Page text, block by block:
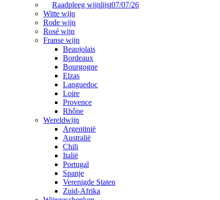
Raadpleeg wijnlijst07/07/26
Witte wijn
Rode wijn
Rosé wijn
Franse wijn
Beaujolais
Bordeaux
Bourgogne
Elzas
Languedoc
Loire
Provence
Rhône
Wereldwijn
Argentinië
Australië
Chili
Italië
Portugal
Spanje
Verenigde Staten
Zuid-Afrika